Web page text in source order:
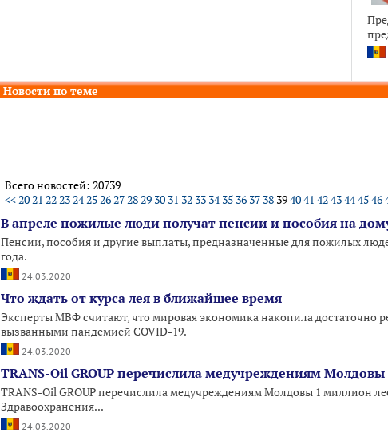
Новости по теме
Всего новостей: 20739
<<2021 2223242526272829 30 31 32 33 34 35 36 37 38 394041 4243444546
В апреле пожилые люди получат пенсии и пособия на
Пенсии, пособия и другие выплаты, предназначенные для пожилых
года.
24.03.2020
Что ждать от курса лея в ближайшее время
Эксперты МВФ считают, что мировая экономика накопила достаточно
вызванными пандемией COVID-19.
24.03.2020
TRANS-Oil GROUP перечислила медучреждениям
TRANS-Oil GROUP перечислила медучреждениям Молдовы 1 миллион
Здравоохранения...
24.03.2020